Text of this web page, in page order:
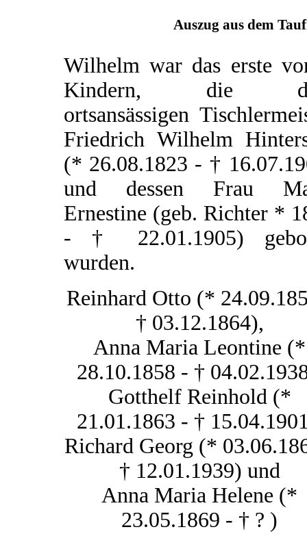
Auszug aus dem
Wilhelm war das erste
Kindern, die
ortsansässigen
Friedrich Wilhelm
(* 26.08.1823 - †
und dessen Frau
Ernestine (geb. Richter *
- † 22.01.1905)
wurden.
Reinhard Otto (*
† 03.12.1864),
Anna Maria Leontine (*
28.10.1858 - †
Gotthelf Reinhold (*
21.01.1863 - †
Richard Georg (*
† 12.01.1939) und
Anna Maria Helene (*
23.05.1869 - † ? )